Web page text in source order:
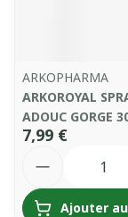
ARKOPHARMA
ARKOROYAL
ADOUC GORGE
7,99 €
Ajouter